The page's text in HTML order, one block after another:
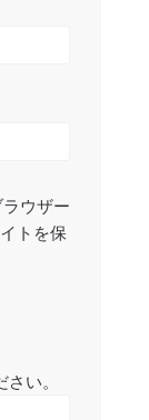
ウザー
トを保
い。